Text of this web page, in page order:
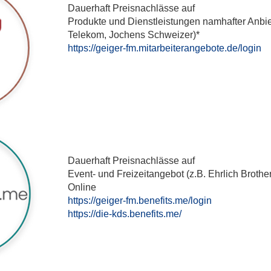
Dauerhaft Preisnachlässe auf
Produkte und Dienstleistungen namhafter
Telekom, Jochens Schweizer)*
https://geiger-fm.mitarbeiterangebote.de/login
Dauerhaft Preisnachlässe auf
Event- und Freizeitangebot (z.B. Ehrlich
Online
https://geiger-fm.benefits.me/login
https://die-kds.benefits.me/